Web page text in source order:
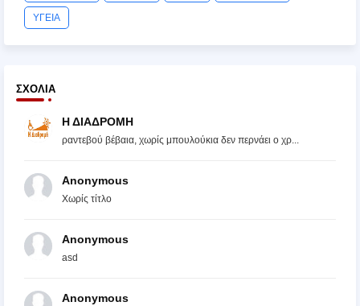
ΥΓΕΙΑ
ΣΧΌΛΙΑ
Η ΔΙΑΔΡΟΜΗ
ραντεβού βέβαια, χωρίς μπουλούκια δεν περνάει ο χρ...
Anonymous
Χωρίς τίτλο
Anonymous
asd
Anonymous